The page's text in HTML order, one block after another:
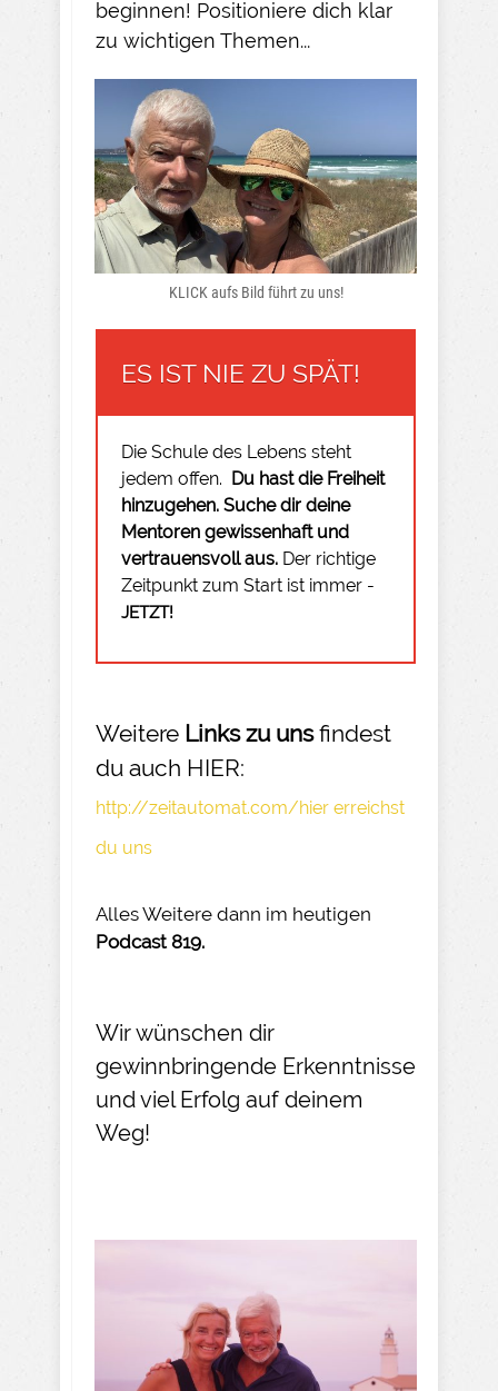
beginnen! Positioniere dich klar
zu wichtigen Themen...
KLICK aufs Bild führt zu uns!
ES IST NIE ZU SPÄT!
Die Schule des Lebens steht
jedem offen.
Du hast die Freiheit
hinzugehen. Suche dir deine
Mentoren gewissenhaft und
vertrauensvoll aus. Der richtige
Zeitpunkt zum Start ist immer -
JETZT!
Weitere Links zu unsfindest
du auch HIER:
http://zeitautomat.com/hier erreichst
du uns
Alles Weitere dann im heutigen
Podcast 819.
Wir wünschen dir
gewinnbringende Erkenntnisse
und viel Erfolg auf deinem
Weg!